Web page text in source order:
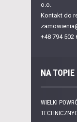
o.o.
Kontakt do
+48 794 502
NA TOPIE
WIELKI